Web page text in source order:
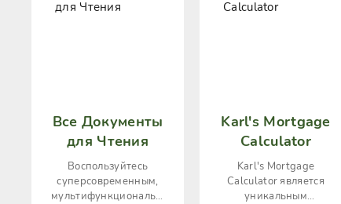
Все Документы
для Чтения
Воспользуйтесь
суперсовременным,
мультифункциональным
Karl's Mortgage
Calculator
Karl's Mortgage
Calculator является
уникальным